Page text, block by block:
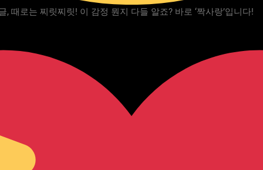
때로는 찌릿찌릿! 이 감정 뭔지 다들 알죠? 바로 ‘짝사랑’입니다!